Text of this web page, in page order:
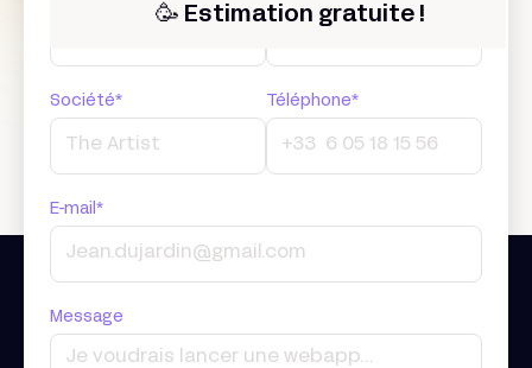
🥳 Estimation gratuite !
Société* Téléphone*
E-mail*
Message